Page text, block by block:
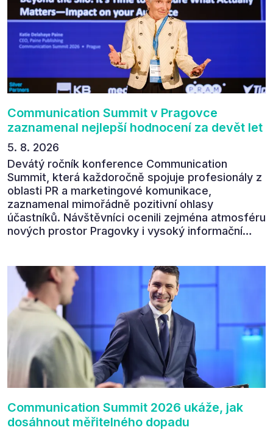
Communication Summit v Pragovce
zaznamenal nejlepší hodnocení za devět let
5. 8. 2026
Devátý ročník konference Communication
Summit, která každoročně spojuje profesionály z
oblasti PR a marketingové komunikace,
zaznamenal mimořádně pozitivní ohlasy
účastníků. Návštěvníci ocenili zejména atmosféru
nových prostor Pragovky i vysoký informační
zúčastnit i příštího ročníku. „Příjemná konference,
výborný program, hezké prostory, Daniel Stach
absolutně nejlepší moderátor!!!“ Tak shrnul
Communication Summit jeden z 330 účastníků ve
své zpětné vazbě. Ta potvrdila, co bylo slyšet i
cítit po celý 9. červen v Pragovce – že ročník s
tématem „Od chaosu k dopadu“ se skutečně
povedl.
Communication Summit 2026 ukáže, jak
dosáhnout měřitelného dopadu